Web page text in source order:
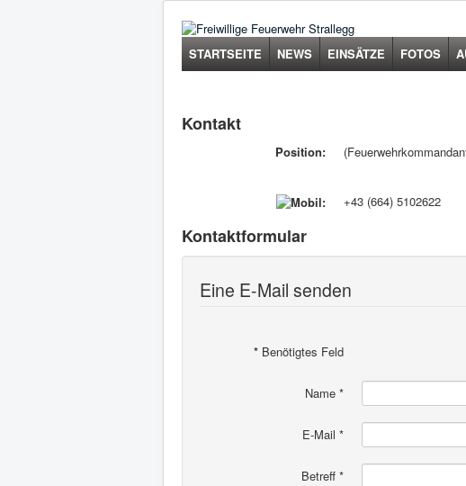
STARTSEITE NEWS EINSÄTZE FOTOS
Kontakt
Position:
+43 (664) 5102622
Kontaktformular
Eine E-Mail senden
* Benötigtes Feld
Name *
E-Mail *
Betreff *